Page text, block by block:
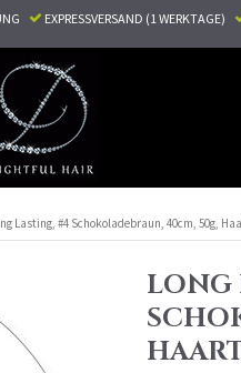
EXPRESSVERSAND (1 WERKTAGE)
Lasting, #4 Schokoladebraun, 40cm, 50g,
LONG